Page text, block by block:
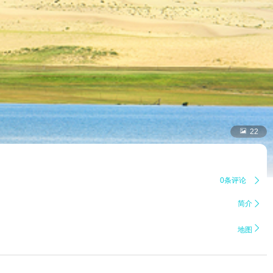
 22
0条评论 
简介 
地图 